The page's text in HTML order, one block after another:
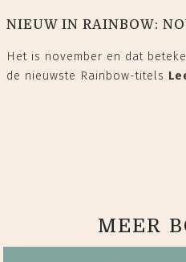
NIEUW IN RAINBOW:
Het is november en dat
de nieuwste Rainbow-titels
MEER